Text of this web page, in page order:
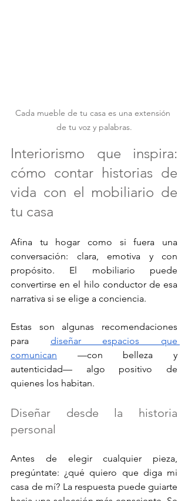
Cada mueble de tu casa es una extensión
de tu voz y palabras.
Interiorismo que inspira:
cómo contar historias de
vida con el mobiliario de
tu casa
Afina tu hogar como si fuera una
conversación: clara, emotiva y con
propósito. El mobiliario puede
convertirse en el hilo conductor de esa
narrativa si se elige a conciencia.
Estas son algunas recomendaciones
para diseñar espacios que
comunican —con belleza y
autenticidad— algo positivo de
quienes los habitan.
Diseñar desde la historia
personal
Antes de elegir cualquier pieza,
pregúntate: ¿qué quiero que diga mi
casa de mí? La respuesta puede guiarte